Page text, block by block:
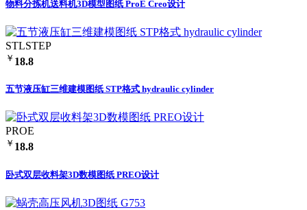
物料分拣机送料机3D模型图纸 ProE Creo设计
STLSTEP
￥ 18.8
五节液压缸三维建模图纸 STP格式 hydraulic cylinder
PROE
￥ 18.8
卧式双层收料架3D数模图纸 PREO设计